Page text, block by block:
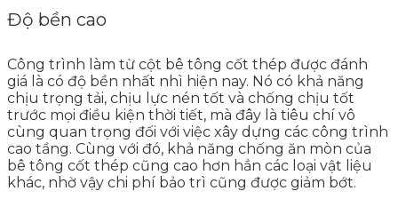
Độ bền cao
Công trình làm từ cột bê tông cốt thép được đánh
giá là có độ bền nhất nhì hiện nay. Nó có khả năng
chịu trọng tải, chịu lực nén tốt và chống chịu tốt
trước mọi điều kiện thời tiết, mà đây là tiêu chí vô
cùng quan trọng đối với việc xây dựng các công trình
cao tầng. Cùng với đó, khả năng chống ăn mòn của
bê tông cốt thép cũng cao hơn hẳn các loại vật liệu
khác, nhờ vậy chi phí bảo trì cũng được giảm bớt.